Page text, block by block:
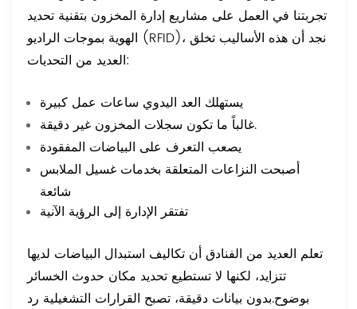
تجربتنا في العمل على مشاريع إدارة المخزون بتقنية تحديد
الهوية بموجات الراديو (RFID)، نجد أن هذه الأساليب تخلق
العديد من التحديات:
يستهلك العد اليدوي ساعات عمل كبيرة
غالباً ما تكون سجلات المخزون غير دقيقة.
يصعب التعرف على البياضات المفقودة
أصبحت النزاعات المتعلقة بخدمات غسيل الملابس
شائعة
تفتقر الإدارة إلى الرؤية الآنية
تعلم العديد من الفنادق أن تكاليف استبدال البياضات لديها
تتزايد، لكنها لا تستطيع تحديد مكان حدوث الخسائر
بوضوح.بدون بيانات دقيقة، تصبح القرارات التشغيلية رد